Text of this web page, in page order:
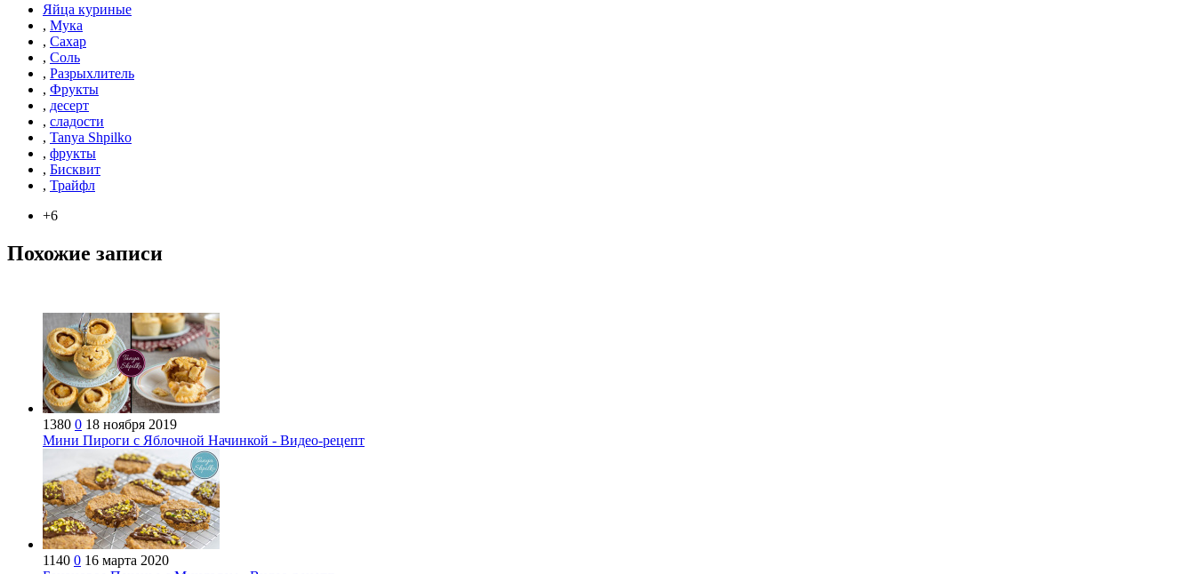
Яйца куриные
, Мука
, Сахар
, Соль
, Разрыхлитель
, Фрукты
, десерт
, сладости
, Tanya Shpilko
, фрукты
, Бисквит
, Трайфл
+6
Похожие записи
1380 0 18 ноября 2019
Мини Пироги с Яблочной Начинкой - Видео-рецепт
1140 0 16 марта 2020